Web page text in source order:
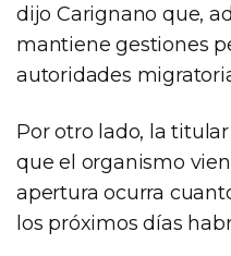
dijo Carignano que,
mantiene gestiones
autoridades
Por otro lado, la
que el organismo
apertura ocurra
los próximos días